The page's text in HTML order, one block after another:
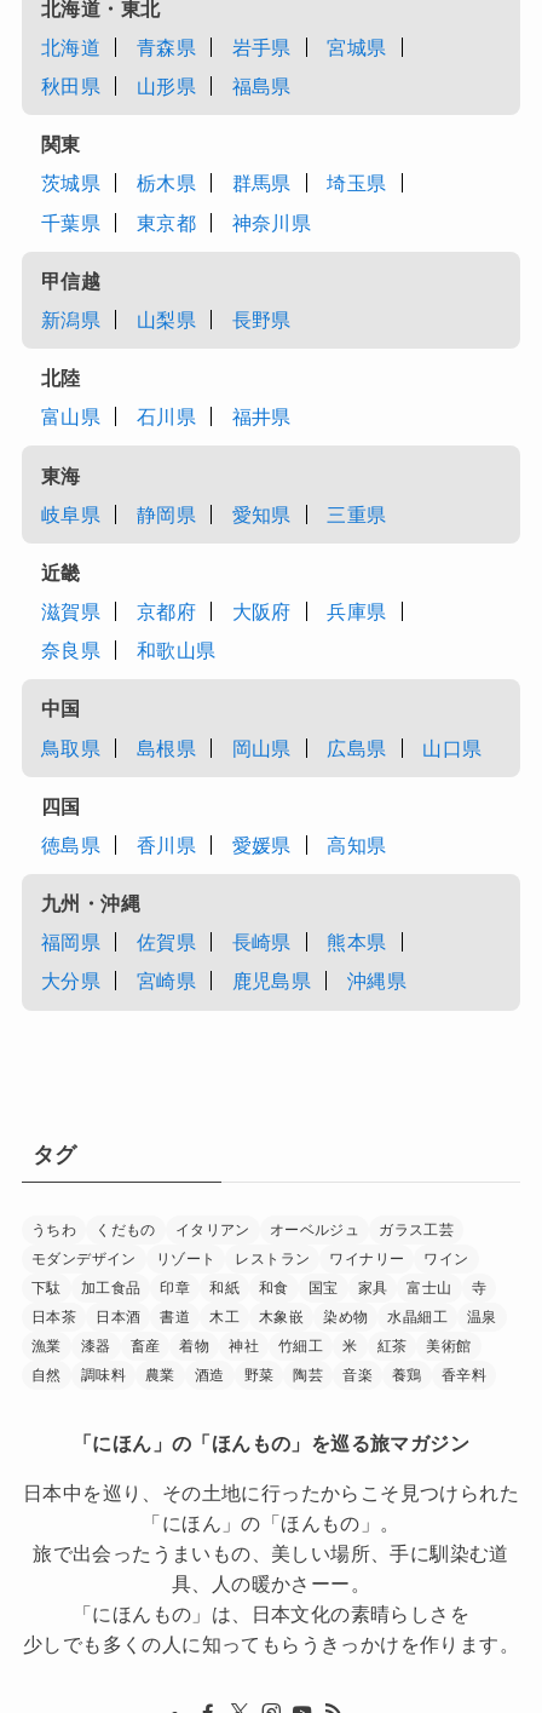
北海道・東北
北海道
青森県 岩手県
宮城県
秋田県
山形県 福島県
関東
茨城県
栃木県 群馬県
埼玉県
千葉県
東京都 神奈川県
甲信越
新潟県
山梨県 長野県
北陸
富山県
石川県 福井県
東海
岐阜県
静岡県 愛知県 三重県
近畿
滋賀県
京都府 大阪府
兵庫県
奈良県
和歌山県
中国
鳥取県
島根県 岡山県 広島県 山口県
四国
徳島県
香川県 愛媛県 高知県
九州・沖縄
福岡県
佐賀県 長崎県
熊本県
大分県
宮崎県 鹿児島県 沖縄県
タグ
うちわ くだもの イタリアン オーベルジュ
ガラス工芸
モダンデザイン
リゾート レストラン ワイナリー
ワイン
下駄
加工食品 印章 和紙 和食 国宝 家具 富士山
寺
日本茶
日本酒 書道 木工 木象嵌 染め物 水晶細工
温泉
漁業
漆器 畜産 着物 神社 竹細工 米 紅茶
美術館
自然
調味料 農業 酒造 野菜 陶芸 音楽 養鶏 香辛料
「にほん」の「ほんもの」を巡る旅マガジン
日本中を巡り、その土地に行ったからこそ見つけられた
「にほん」の「ほんもの」。
旅で出会ったうまいもの、美しい場所、手に馴染む道
具、人の暖かさーー。
「にほんもの」は、日本文化の素晴らしさを
少しでも多くの人に知ってもらうきっかけを作ります。